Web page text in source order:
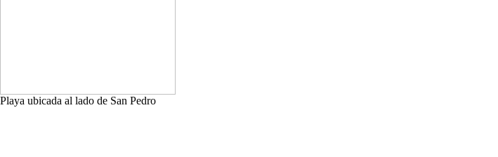
Playa ubicada al lado de San Pedro